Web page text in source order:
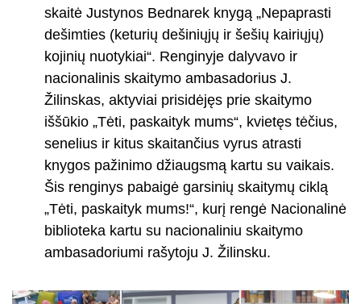
skaitė Justynos Bednarek knygą „Nepaprasti
dešimties (keturių dešiniųjų ir šešių kairiųjų)
kojinių nuotykiai“. Renginyje dalyvavo ir
nacionalinis skaitymo ambasadorius J.
Žilinskas, aktyviai prisidėjęs prie skaitymo
iššūkio „Tėti, paskaityk mums“, kvietęs tėčius,
senelius ir kitus skaitančius vyrus atrasti
knygos pažinimo džiaugsmą kartu su vaikais.
Šis renginys pabaigė garsinių skaitymų ciklą
„Tėti, paskaityk mums!“, kurį rengė Nacionalinė
biblioteka kartu su nacionaliniu skaitymo
ambasadoriumi rašytoju J. Žilinsku.